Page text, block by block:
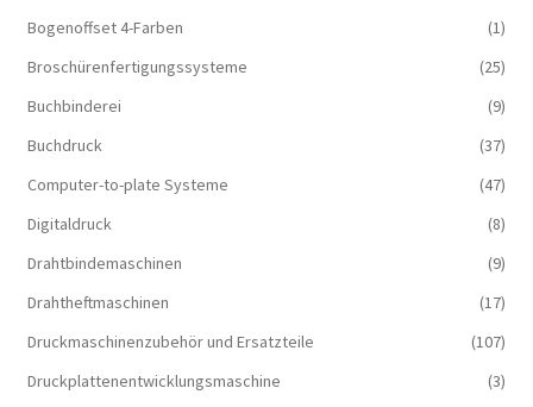
Bogenoffset 4-Farben
(1)
Broschürenfertigungssysteme
(25)
Buchbinderei
(9)
Buchdruck
(37)
Computer-to-plate Systeme
(47)
Digitaldruck
(8)
Drahtbindemaschinen
(9)
Drahtheftmaschinen
(17)
Druckmaschinenzubehör und Ersatzteile
(107)
Druckplattenentwicklungsmaschine
(3)